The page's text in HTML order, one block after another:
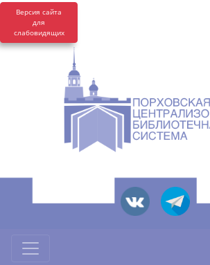
Версия сайта
для
слабовидящих